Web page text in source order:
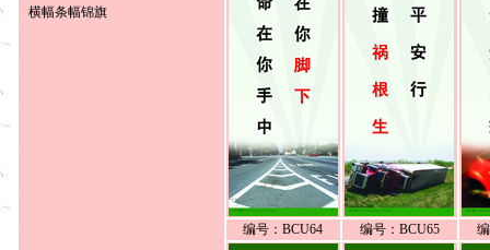
横幅条幅锦旗
编号：BCU64 编号：BCU65